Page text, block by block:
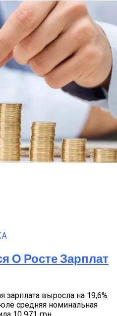
О Росте Зарплат
зарплата выросла на 19,6%
средняя номинальная